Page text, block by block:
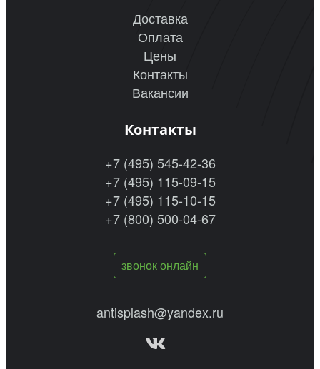
Доставка
Оплата
Цены
Контакты
Вакансии
Контакты
+7 (495) 545-42-36
+7 (495) 115-09-15
+7 (495) 115-10-15
+7 (800) 500-04-67
звонок онлайн
antisplash@yandex.ru